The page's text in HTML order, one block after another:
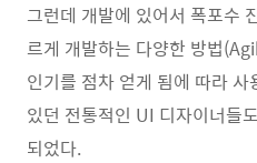
그런데 개발에 있어서 폭포수
르게 개발하는 다양한 방법
인기를 점차 얻게 됨에 따라
있던 전통적인 UI 디자이너들
되었다.